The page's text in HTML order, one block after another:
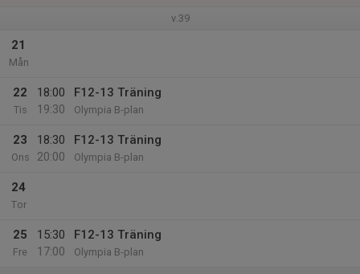
v.39
21
Mån
22
Tis
18:00
19:30
F12-13 Träning
Olympia B-plan
23
Ons
18:30
20:00
F12-13 Träning
Olympia B-plan
24
Tor
25
Fre
15:30
17:00
F12-13 Träning
Olympia B-plan